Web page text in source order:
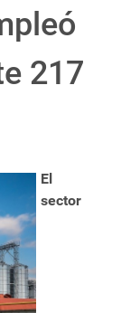
217
El
sector